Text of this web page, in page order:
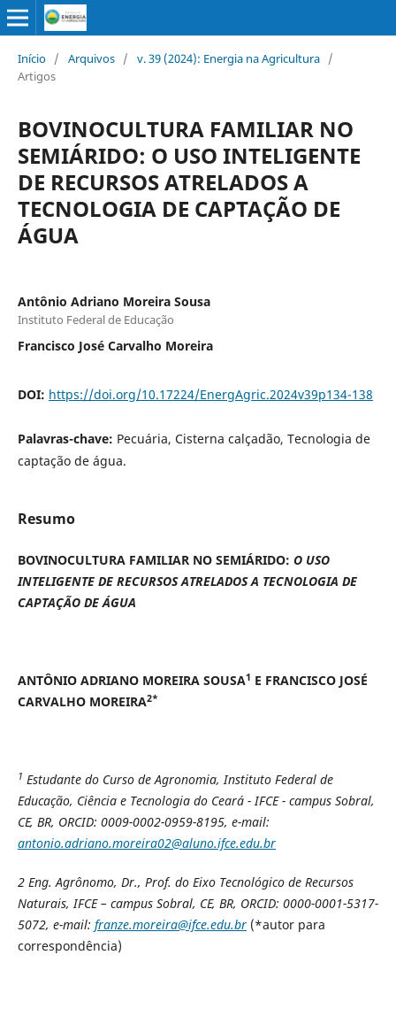
Início / Arquivos / v. 39 (2024): Energia na Agricultura /
Artigos
BOVINOCULTURA FAMILIAR NO
SEMIÁRIDO: O USO INTELIGENTE
DE RECURSOS ATRELADOS A
TECNOLOGIA DE CAPTAÇÃO DE
ÁGUA
Antônio Adriano Moreira Sousa
Instituto Federal de Educação
Francisco José Carvalho Moreira
DOI: https://doi.org/10.17224/EnergAgric.2024v39p134-138
Palavras-chave: Pecuária, Cisterna calçadão, Tecnologia de
captação de água.
Resumo
BOVINOCULTURA FAMILIAR NO SEMIÁRIDO: O USO
INTELIGENTE DE RECURSOS ATRELADOS A TECNOLOGIA DE
CAPTAÇÃO DE ÁGUA
ANTÔNIO ADRIANO MOREIRA SOUSA1 E FRANCISCO JOSÉ
CARVALHO MOREIRA2*
1 Estudante do Curso de Agronomia, Instituto Federal de
Educação, Ciência e Tecnologia do Ceará - IFCE - campus Sobral,
CE, BR, ORCID: 0009-0002-0959-8195, e-mail:
antonio.adriano.moreira02@aluno.ifce.edu.br
2Eng. Agrônomo, Dr., Prof. do Eixo Tecnológico de Recursos
Naturais, IFCE – campus Sobral, CE, BR, ORCID: 0000-0001-5317-
5072, e-mail: franze.moreira@ifce.edu.br(*autor para
correspondência)